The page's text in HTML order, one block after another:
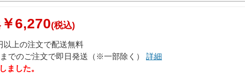
￥6,270(税込)
以上の注文で配送無料
でのご注文で即日発送（※一部除く） 詳細
ました。